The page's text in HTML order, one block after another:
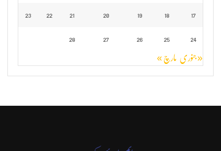
17
18
19
20
21
22
23
24
25
26
27
28
« جنوری مارچ »